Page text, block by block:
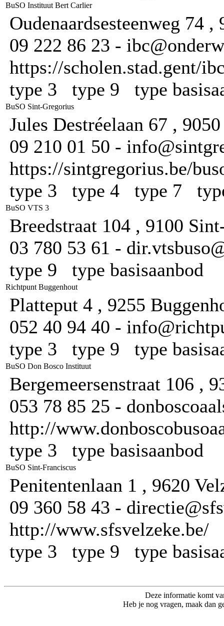
BuSO Instituut Bert Carlier
Oudenaardsesteenweg 74 ,
09 222 86 23 -
https://scholen.stad.gent/
type 3 type 9 type
BuSO Sint-Gregorius
Jules Destréelaan 67 ,
09 210 01 50 -
https://sintgregorius.be/
type 3 type 4 type 7
BuSO VTS 3
Breedstraat 104 , 9100
03 780 53 61 -
type 9 type basisaanbod
Richtpunt Buggenhout
Platteput 4 , 9255
052 40 94 40 -
type 3 type 9 type
BuSO Don Bosco Instituut
Bergemeersenstraat 106 ,
053 78 85 25 -
http://
type 3 type basisaanbod
BuSO Sint-Franciscus
Penitentenlaan 1 , 9620
09 360 58 43 -
http://www.sfsvelzeke.be/
type 3 type 9 type
Deze informatie komt
Heb je nog vragen, maak dan